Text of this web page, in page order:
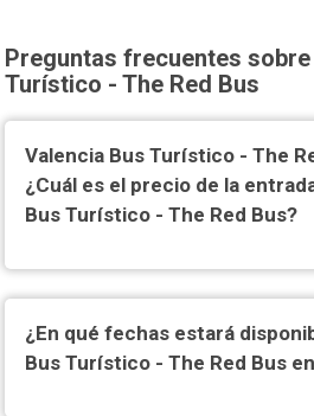
Preguntas frecuentes sobre
Turístico - The Red Bus
Valencia Bus Turístico - The
¿Cuál es el precio de la
Bus Turístico - The Red Bus?
¿En qué fechas estará
Bus Turístico - The Red Bus